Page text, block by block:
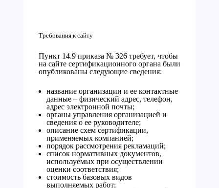
Требования к сайту
Пункт 14.9 приказа № 326 требует, чтобы
на сайте сертификационного органа были
опубликованы следующие сведения:
название организации и ее контактные
данные – физический адрес, телефон,
адрес электронной почты;
органы управления организацией и
сведения о ее руководителе;
описание схем сертификации,
применяемых компанией;
порядок рассмотрения рекламаций;
список нормативных документов,
используемых при осуществлении
оценки соответствия;
стоимость базовых видов
выполняемых работ;